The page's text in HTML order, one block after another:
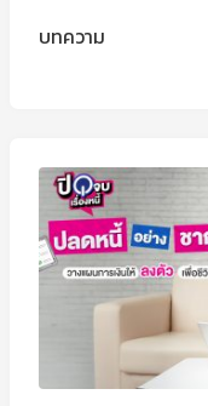
ใช้บัตรเครดิตแล้วจ่
บทความ